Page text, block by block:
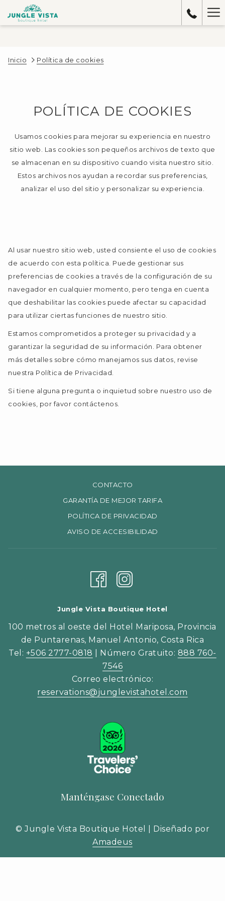
Inicio Política de cookies
POLÍTICA DE COOKIES
Usamos cookies para mejorar su experiencia en nuestro
sitio web. Las cookies son pequeños archivos de texto que
se almacenan en su dispositivo cuando visita nuestro sitio.
Estos archivos nos ayudan a recordar sus preferencias,
analizar el uso del sitio y personalizar su experiencia.
Al usar nuestro sitio web, usted consiente el uso de cookies
de acuerdo con esta política. Puede gestionar sus
preferencias de cookies a través de la configuración de su
navegador en cualquier momento, pero tenga en cuenta
que deshabilitar las cookies puede afectar su capacidad
para utilizar ciertas funciones de nuestro sitio.
Estamos comprometidos a proteger su privacidad y a
garantizar la seguridad de su información. Para obtener
más detalles sobre cómo manejamos sus datos, revise
nuestra Política de Privacidad.
Si tiene alguna pregunta o inquietud sobre nuestro uso de
cookies, por favor contáctenos.
CONTACTO
EN
PESTAÑA
GARANTÍA DE MEJOR TARIFAABRE
POLÍTICA DE PRIVACIDAD
AVISO DE ACCESIBILIDAD
Jungle Vista Boutique Hotel
100 metros al oeste del Hotel Mariposa, Provincia
de Puntarenas, Manuel Antonio, Costa Rica
Tel: +506 2777-0818 | Número Gratuito: 888 760-
7546
Correo electrónico:
reservations@junglevistahotel.com
Manténgase Conectado
©Jungle Vista Boutique Hotel | Diseñado por
Amadeus